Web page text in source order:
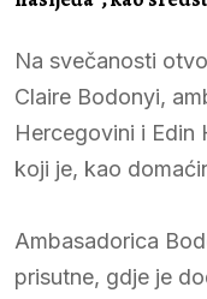
Na svečanosti
Claire Bodonyi,
Hercegovini i Edin
koji je, kao
Ambasadorica
prisutne, gdje je